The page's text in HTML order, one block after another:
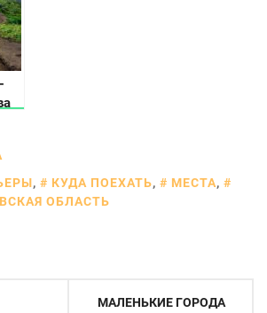
, КУДА ПОЕХАТЬ, МЕСТА,
ОБЛАСТЬ
МАЛЕНЬКИЕ ГОРОДА